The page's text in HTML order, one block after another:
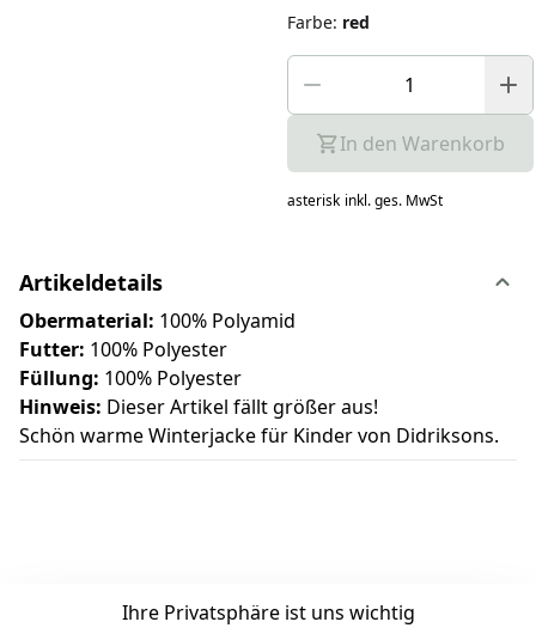
Farbe: red
In den Warenkorb
asterisk inkl. ges. MwSt
Artikeldetails
Obermaterial: 100% Polyamid
Futter: 100% Polyester
Füllung: 100% Polyester
Hinweis: Dieser Artikel fällt größer aus!
Schön warme Winterjacke für Kinder von Didriksons.
Ihre Privatsphäre ist uns wichtig